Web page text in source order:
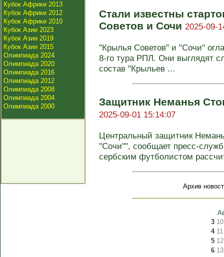
Кубок Африки 2013
Кубок Африки 2012
Кубок Африки 2010
Кубок Азии 2023
Кубок Азии 2019
Кубок Азии 2015
Олимпиада 2024
Олимпиада 2020
Олимпиада 2016
Олимпиада 2012
Олимпиада 2008
Олимпиада 2004
Олимпиада 2000
Стали известны
Советов и Сочи 2025-09-
"Крылья Советов" и "Сочи"
8‑го тура РПЛ. Они выглядят
состав "Крыльев ...
Защитник Неманья
2025-09-01 15:14:07
Центральный защитник
"Сочи"", сообщает пресс-
сербским футболистом
Архив
3 10
4 11
5 12
6 13